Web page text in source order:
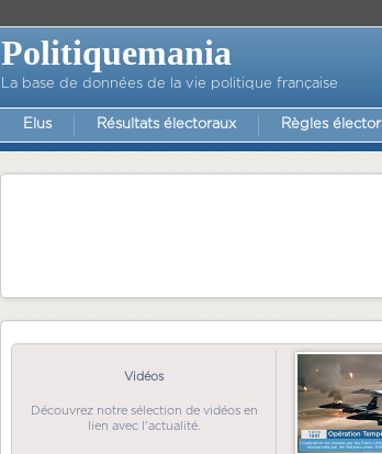
Politiquemania
La base de données de la vie politique française
Elus Résultats électoraux Règles
Vidéos
Découvrez notre sélection de vidéos en
lien avec l'actualité.